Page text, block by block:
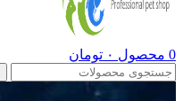
0 محصول ۰ تومان